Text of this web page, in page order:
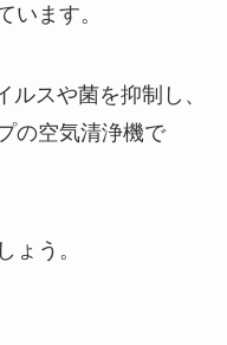
います。
スや菌を抑制し、
の空気清浄機で
ょう。